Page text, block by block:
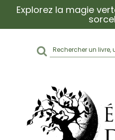
Explorez la magie